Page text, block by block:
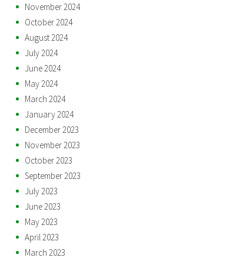
November 2024
October 2024
August 2024
July 2024
June 2024
May 2024
March 2024
January 2024
December 2023
November 2023
October 2023
September 2023
July 2023
June 2023
May 2023
April 2023
March 2023